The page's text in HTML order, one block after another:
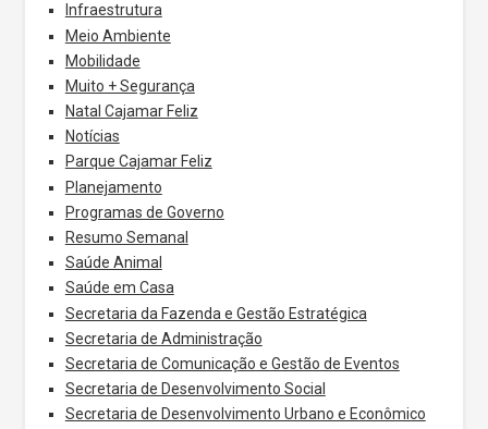
Infraestrutura
Meio Ambiente
Mobilidade
Muito + Segurança
Natal Cajamar Feliz
Notícias
Parque Cajamar Feliz
Planejamento
Programas de Governo
Resumo Semanal
Saúde Animal
Saúde em Casa
Secretaria da Fazenda e Gestão Estratégica
Secretaria de Administração
Secretaria de Comunicação e Gestão de Eventos
Secretaria de Desenvolvimento Social
Secretaria de Desenvolvimento Urbano e Econômico